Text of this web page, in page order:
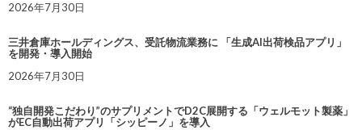
2026年7月30日
三井倉庫ホールディングス、受託物流業務に 「生成AI出荷検品アプリ」
を開発・導入開始
2026年7月30日
“独自開発こだわり”のサプリメントでD2C展開する「ウェルモット製薬」
がEC自動出荷アプリ「シッピーノ」を導入